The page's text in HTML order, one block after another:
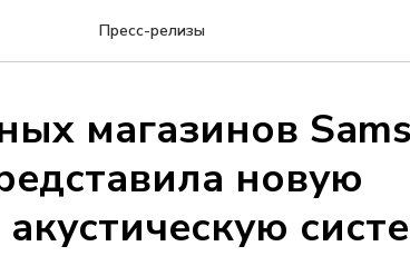
Пресс-релизы
магазинов
новую